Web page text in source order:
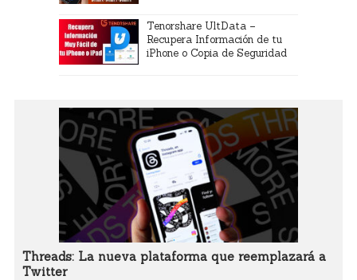
Tenorshare UltData –
Recupera Información de tu
iPhone o Copia de Seguridad
Threads: La nueva plataforma que reemplazará a
Twitter